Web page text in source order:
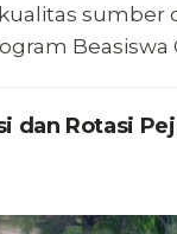
sumber
Beasiswa
dan Rotasi